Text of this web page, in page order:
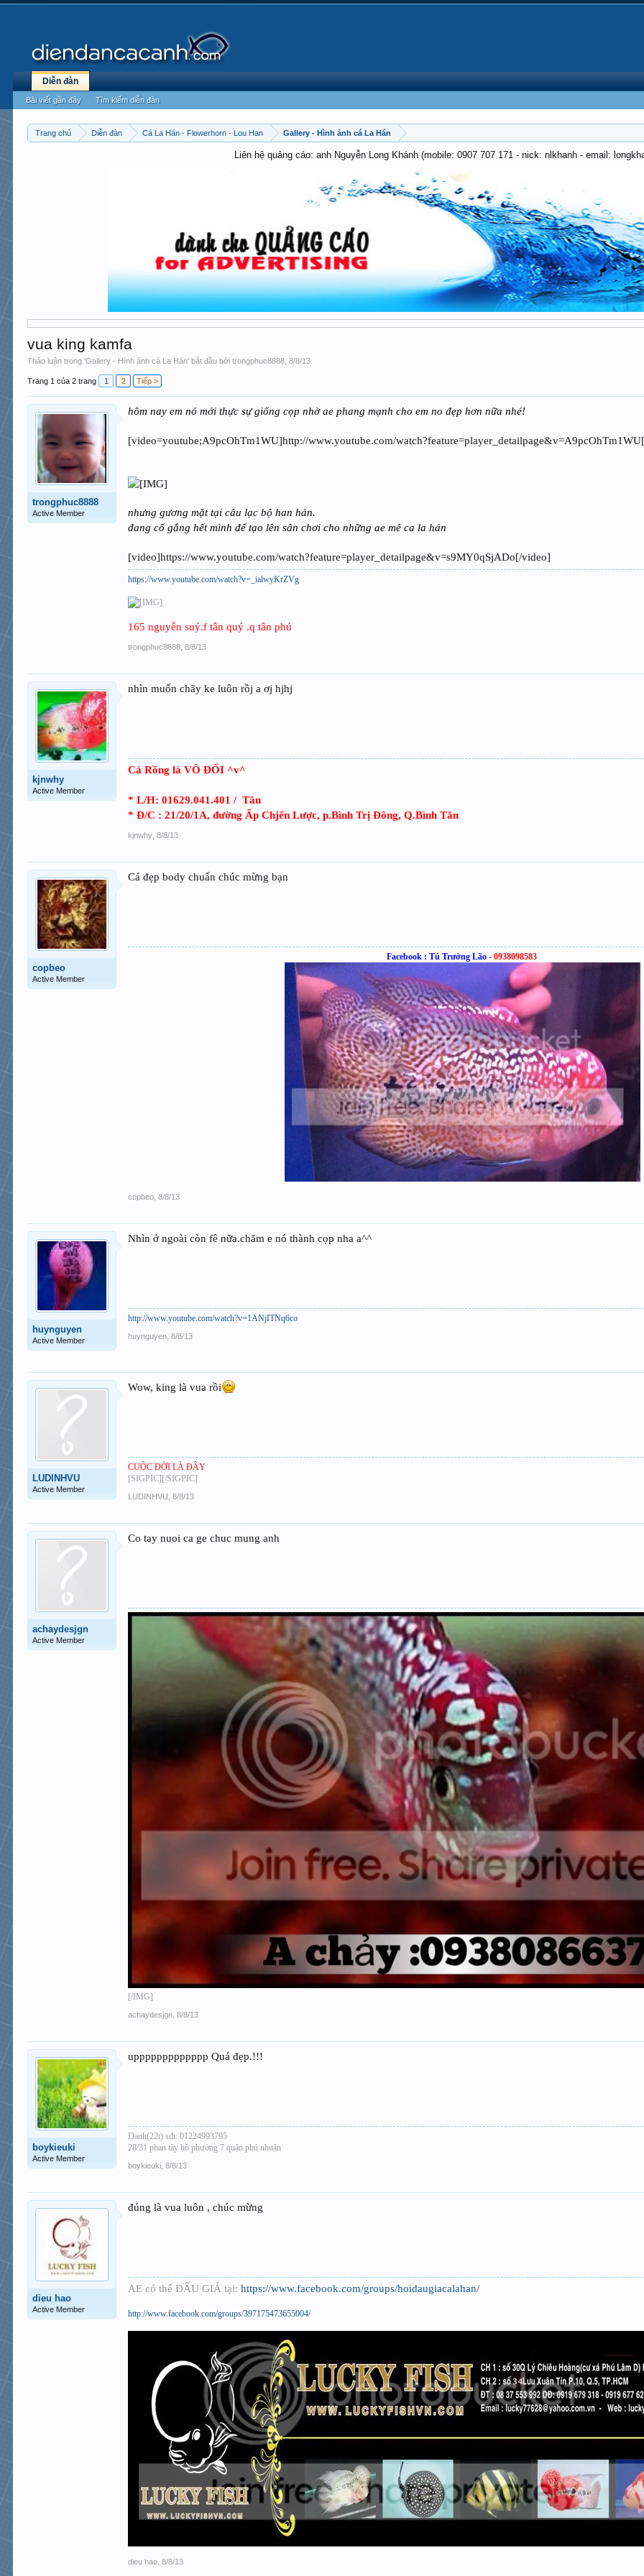
Trang chủ Diễn đàn Cá La Hán - Flowerhorn - Lou Han Gallery - Hình ảnh cá La Hán
Liên hệ quảng cáo: anh Nguyễn Long Khánh (mobile: 0907 707 171 - nick: nlkhanh - email:
vua king kamfa
Thảo luận trong 'Gallery - Hình ảnh cá La Hán' bắt đầu bởitrongphuc8888 ,8/8/13
Trang 1 của 2 trang 1 2 Tiếp >
trongphuc8888
Active Member
hôm nay em nó mới thực sự giống cọp nhờ ae phang mạnh cho em no đẹp hơn nữa nhé!
[video=youtube;A9pcOhTm1WU]http://www.youtube.com/
nhưng gương mặt tại câu lạc bộ han hán.
đang cố gắng hết mình để tạo lên sân chơi cho những ae mê ca la hán
[video]https://www.youtube.com/watch?feature=player_detailpage&v=s9MY0qSjADo[/video]
https://www.youtube.com/watch?v=_ialwyKrZVg
165 nguyễn suý.f tân quý .q tân phú
trongphuc8888 8/8/13
kjnwhy
Active Member
nhìn muốn chãy ke luôn rồj a ơj hjhj
Cá Rồng là VÔ ĐỐI ^v^
* L/H: 01629.041.401 / Tân
* Đ/C : 21/20/1A, đường Ấp Chjến Lược, p.Bình Trị Đông, Q.Bình Tân
kjnwhy 8/8/13
copbeo
Active Member
Cá đẹp body chuẩn chúc mừng bạn
Facebook : Tú Trưởng Lão - 0938098583​
copbeo 8/8/13
huynguyen
Active Member
Nhìn ở ngoài còn fê nữa.chăm e nó thành cọp nha a^^
http://www.youtube.com/watch?v=1ANjITNq6co
huynguyen 8/8/13
LUDINHVU
Active Member
Wow, king là vua rồi
CUỘC ĐỜI LÀ ĐÂY
[SIGPIC][/SIGPIC]
LUDINHVU 8/8/13
achaydesjgn
Active Member
Co tay nuoi ca ge chuc mung anh
[/IMG]
achaydesjgn 8/8/13
boykieuki
Active Member
uppppppppppppp Quá đẹp.!!!
Danh(22t) sđt: 01224993795
28/31 phan tây hồ phường 7 quận phú nhuận
boykieuki 8/8/13
dieu hao
Active Member
đúng là vua luôn , chúc mừng
AE có thể ĐẤU GIÁ tại:https://www.facebook.com/groups/hoidaugiacalahan/
http://www.facebook.com/groups/397175473655004/
dieu hao 8/8/13
Diễn đàn
Bài viết gần đây Tìm kiếm diễn đàn